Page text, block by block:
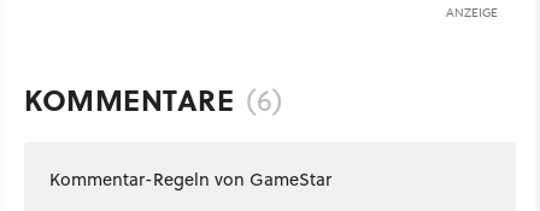
ANZEIGE
KOMMENTARE (6)
Kommentar-Regeln von GameStar